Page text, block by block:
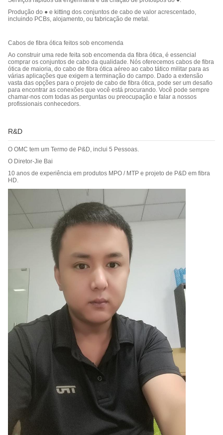
Produção do ● e kitting dos conjuntos de cabo de valor acrescentado,
incluindo PCBs, alojamento, ou fabricação de metal.
Cabos de fibra ótica feitos sob encomenda
Ao construir uma rede feita sob encomenda da fibra ótica, é essencial
comprar os conjuntos de cabo da qualidade. Nós oferecemos cabos de fibra
ótica de maioria, do cabo de fibra ótica aéreo ao cabo tático militar para as
várias aplicações que exigem a terminação do campo. Dado a extensão
vasta das opções para o projeto de cabo de fibra ótica, pode ser um desafio
para encontrar as conexões que você está procurando. Você pode sempre
chamar-nos com todas as perguntas ou preocupação e falar a nossos
profissionais conhecedors.
R&D
O OMC tem um Termo de P&D, inclui 5 Pessoas.
O Diretor-Jie Bai
10 anos de experiência em produtos MPO / MTP e projeto de P&D em fibra
HD.